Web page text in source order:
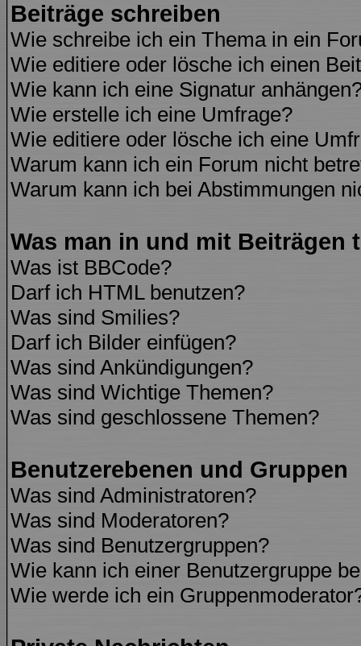
Beiträge schreiben
Wie schreibe ich ein Thema in ein
Wie editiere oder lösche ich einen
Wie kann ich eine Signatur
Wie erstelle ich eine Umfrage?
Wie editiere oder lösche ich eine
Warum kann ich ein Forum nicht
Warum kann ich bei Abstimmungen
Was man in und mit Beiträgen
Was ist BBCode?
Darf ich HTML benutzen?
Was sind Smilies?
Darf ich Bilder einfügen?
Was sind Ankündigungen?
Was sind Wichtige Themen?
Was sind geschlossene Themen?
Benutzerebenen und Gruppen
Was sind Administratoren?
Was sind Moderatoren?
Was sind Benutzergruppen?
Wie kann ich einer Benutzergruppe
Wie werde ich ein